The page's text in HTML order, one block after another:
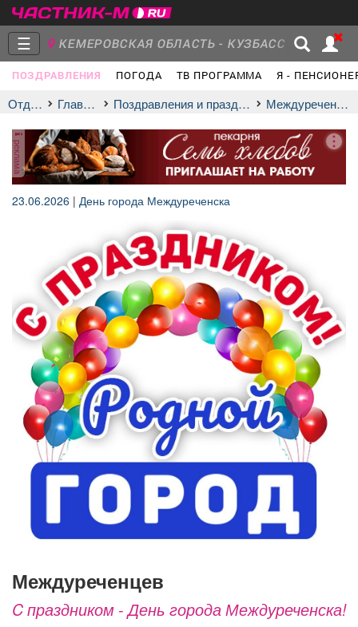
☰ КЕМЕРОВСКАЯ ОБЛАСТЬ - КУЗБАСС
ПОЗДРАВЛЕНИЯ ПОГОДА ТВ ПРОГРАММА
Я -
Главная
Новости
Объявления Недвижимость Услуги
Транспорт Компании
Афиша Проекты
Товары Поздравления Погода
Отдых Главная Поздравления и праздники междуреченцев
реклама
23.06.2026 | День города Междуреченска
междуреченцев
C праздником - День города Междуреченска!